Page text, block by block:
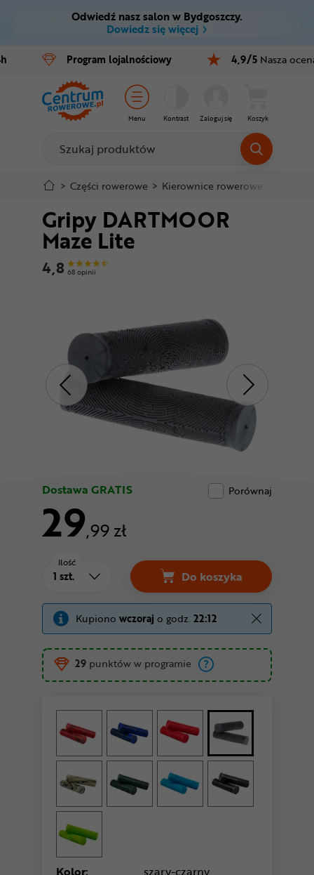
Ctrl M
Menu główne
Informacje o produkcie
Do koszyka
Szczegółowe informacje
Stopka
Mapa strony
Odwiedź nasz salon w Bydgoszczy.
Dowiedz się więcej
Program lojalnościowy 4,9/5 Nasza
Menu Kontrast Zaloguj się Koszyk
Rowery
E-bike
Części
Akcesoria
Odzież
Kaski
Buty
Nowości
Superoferta
> Części rowerowe > Kierownice rowerowe
Gripy DARTMOOR
Maze Lite
4,8 68 opinii
Dostawa GRATIS Porównaj
29,99 zł
Ilość
Do koszyka
Gripy DARTMOOR
Kupiono wczoraj o godz. 22:12
29 punktów w programie
Kolor: szary-czarny